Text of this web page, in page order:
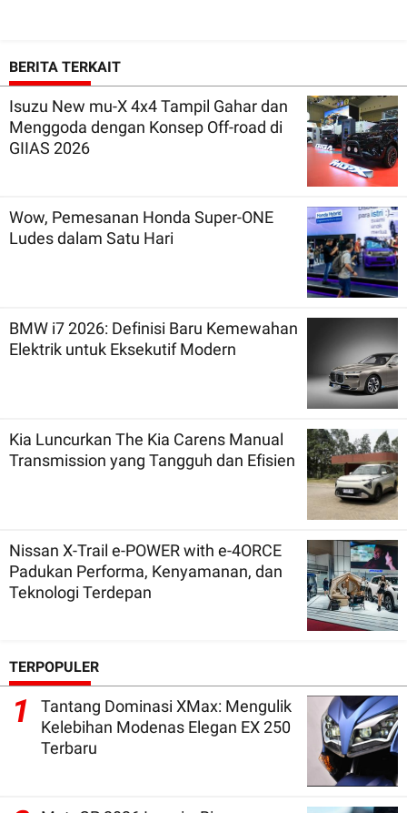
BERITA TERKAIT
Isuzu New mu-X 4x4 Tampil Gahar dan
Menggoda dengan Konsep Off-road di
GIIAS 2026
Wow, Pemesanan Honda Super-ONE
Ludes dalam Satu Hari
BMW i7 2026: Definisi Baru Kemewahan
Elektrik untuk Eksekutif Modern
Kia Luncurkan The Kia Carens Manual
Transmission yang Tangguh dan Efisien
Nissan X-Trail e-POWER with e-4ORCE
Padukan Performa, Kenyamanan, dan
Teknologi Terdepan
TERPOPULER
1
Tantang Dominasi XMax: Mengulik
Kelebihan Modenas Elegan EX 250
Terbaru